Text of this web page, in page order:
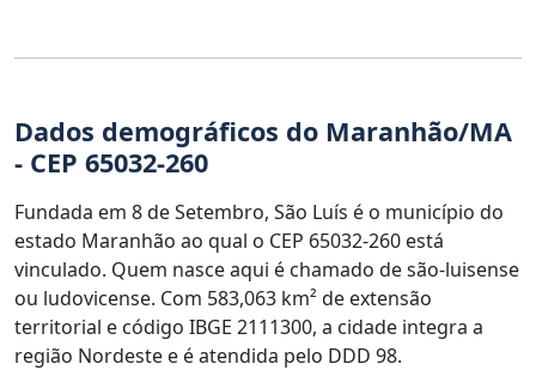
Dados demográficos do Maranhão/MA
- CEP 65032-260
Fundada em 8 de Setembro, São Luís é o município do
estado Maranhão ao qual o CEP 65032-260 está
vinculado. Quem nasce aqui é chamado de são-luisense
ou ludovicense. Com 583,063 km² de extensão
territorial e código IBGE 2111300, a cidade integra a
região Nordeste e é atendida pelo DDD 98.